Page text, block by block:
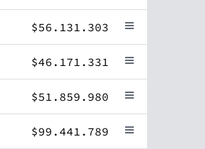
$56.131.303
$46.171.331
$51.859.980
$99.441.789